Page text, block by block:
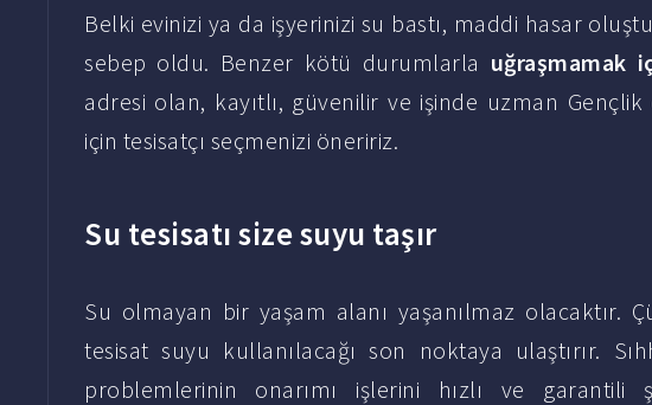
Belki evinizi ya da işyerinizi su bastı, maddi hasar
sebep oldu. Benzer kötü durumlarla uğraşmamak
adresi olan, kayıtlı, güvenilir ve işinde uzman
için tesisatçı seçmenizi öneririz.
Su tesisatı size suyu taşır
Su olmayan bir yaşam alanı yaşanılmaz olacaktır.
tesisat suyu kullanılacağı son noktaya ulaştırır.
problemlerinin onarımı işlerini hızlı ve garantili